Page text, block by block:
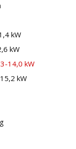
kW
kW
14,0 kW
kW